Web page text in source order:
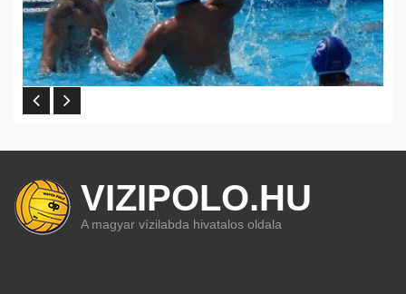
VIZIPOLO.HU
A magyar vízilabda hivatalos oldala